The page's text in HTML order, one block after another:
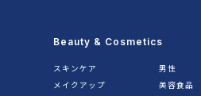
Beauty & Cosmetics
スキンケア
メイクアップ
男性
美容食品